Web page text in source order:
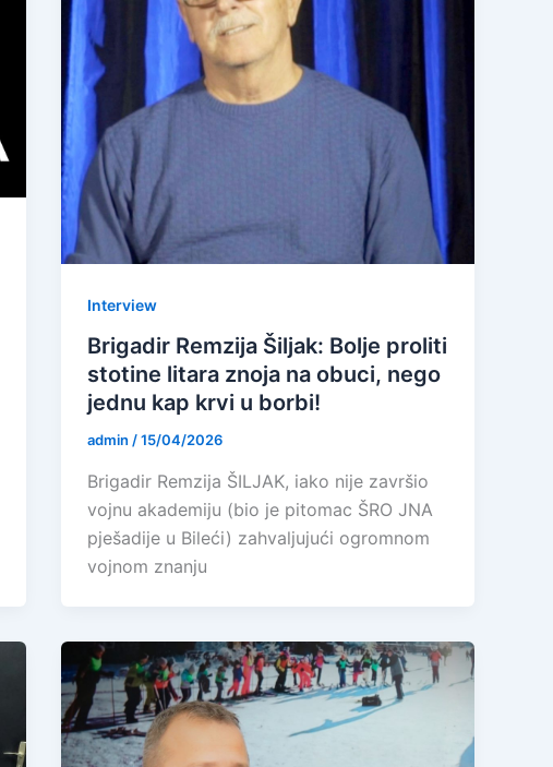
Interview
Brigadir Remzija Šiljak: Bolje proliti
stotine litara znoja na obuci, nego
jednu kap krvi u borbi!
admin/15/04/2026
Brigadir Remzija ŠILJAK, iako nije završio
vojnu akademiju (bio je pitomac ŠRO JNA
pješadije u Bileći) zahvaljujući ogromnom
vojnom znanju